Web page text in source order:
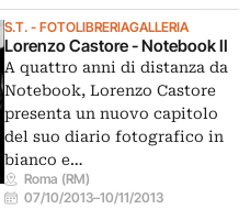
S.T. - FOTOLIBRERIAGALLERIA
Lorenzo Castore - Notebook II
A quattro anni di distanza da
Notebook, Lorenzo Castore
presenta un nuovo capitolo
del suo diario fotografico in
bianco e…
Roma (RM)
07/10/2013–10/11/2013